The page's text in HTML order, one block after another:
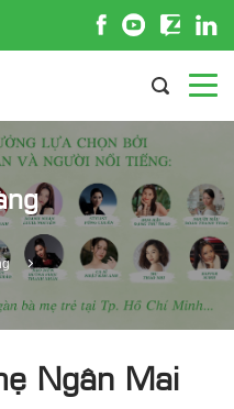
Ngân Mai